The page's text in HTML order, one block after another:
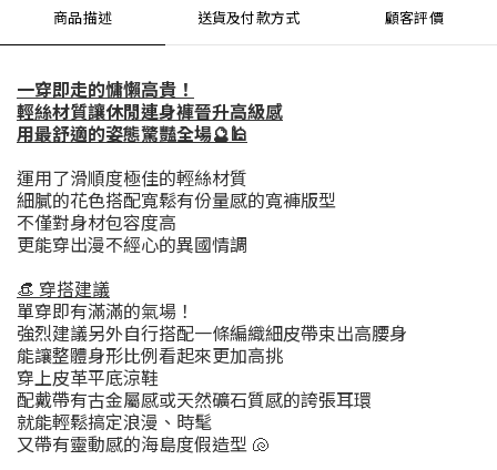
商品描述 送貨及付款方式 顧客評價
一穿即走的慵懶高貴！
輕絲材質讓休閒連身褲晉升高級感
用最舒適的姿態驚豔全場🔮🕌
運用了滑順度極佳的輕絲材質
細膩的花色搭配寬鬆有份量感的寬褲版型
不僅對身材包容度高
更能穿出漫不經心的異國情調
​👒 穿搭建議
單穿即有滿滿的氣場！
強烈建議另外自行搭配一條編織細皮帶束出高腰身
能讓整體身形比例看起來更加高挑
穿上皮革平底涼鞋
配戴帶有古金屬感或天然礦石質感的誇張耳環
就能輕鬆搞定浪漫、時髦
又帶有靈動感的海島度假造型 🐚